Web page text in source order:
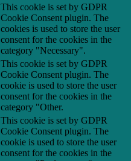
This cookie is set by GDPR
Cookie Consent plugin. The
cookies is used to store the user
consent for the cookies in the
category "Necessary".
This cookie is set by GDPR
Cookie Consent plugin. The
cookie is used to store the user
consent for the cookies in the
category "Other.
This cookie is set by GDPR
Cookie Consent plugin. The
cookie is used to store the user
consent for the cookies in the